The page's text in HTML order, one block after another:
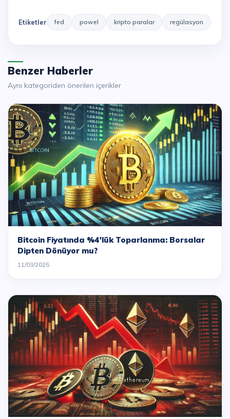
Etiketler fed powel kripto paralar regülasyon
Benzer Haberler
Aynı kategoriden önerilen içerikler
Bitcoin Fiyatında %4'lük Toparlanma: Borsalar
Dipten Dönüyor mu?
11/03/2025